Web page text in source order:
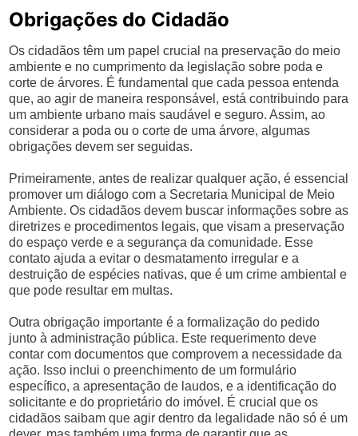
Obrigações do Cidadão
Os cidadãos têm um papel crucial na preservação do meio
ambiente e no cumprimento da legislação sobre poda e
corte de árvores. É fundamental que cada pessoa entenda
que, ao agir de maneira responsável, está contribuindo para
um ambiente urbano mais saudável e seguro. Assim, ao
considerar a poda ou o corte de uma árvore, algumas
obrigações devem ser seguidas.
Primeiramente, antes de realizar qualquer ação, é essencial
promover um diálogo com a Secretaria Municipal de Meio
Ambiente. Os cidadãos devem buscar informações sobre as
diretrizes e procedimentos legais, que visam a preservação
do espaço verde e a segurança da comunidade. Esse
contato ajuda a evitar o desmatamento irregular e a
destruição de espécies nativas, que é um crime ambiental e
que pode resultar em multas.
Outra obrigação importante é a formalização do pedido
junto à administração pública. Este requerimento deve
contar com documentos que comprovem a necessidade da
ação. Isso inclui o preenchimento de um formulário
específico, a apresentação de laudos, e a identificação do
solicitante e do proprietário do imóvel. É crucial que os
cidadãos saibam que agir dentro da legalidade não só é um